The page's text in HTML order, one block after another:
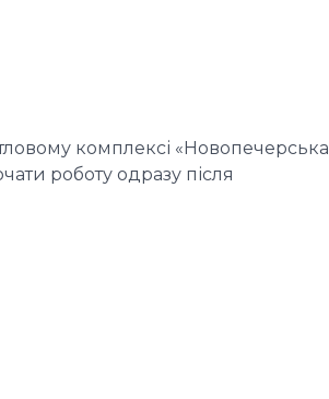
комплексі «Новопечерська
роботу одразу після